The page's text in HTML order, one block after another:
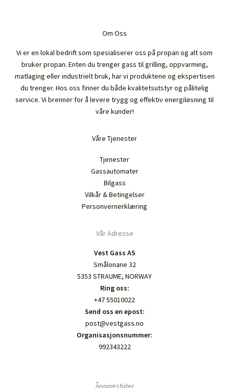
Om Oss
Vi er en lokal bedrift som spesialiserer oss på propan og alt som
bruker propan. Enten du trenger gass til grilling, oppvarming,
matlaging eller industrielt bruk, har vi produktene og ekspertisen
du trenger. Hos oss finner du både kvalitetsutstyr og pålitelig
service. Vi brenner for å levere trygg og effektiv energiløsning til
våre kunder!
Våre Tjenester
Tjenester
Gassautomater
Bilgass
Vilkår & Betingelser
Personvernerklæring
Vår Adresse
Vest Gass AS
Smålonane 32
5353 STRAUME, NORWAY
Ring oss:
+47 55010022
Send oss en epost:
post@vestgass.no
Organisasjonsnummer:
992343222
Åpningstider